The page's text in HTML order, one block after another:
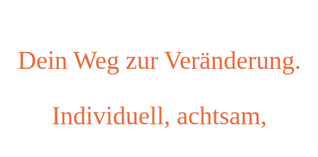
Dein Weg zur Veränderung.
Individuell, achtsam,